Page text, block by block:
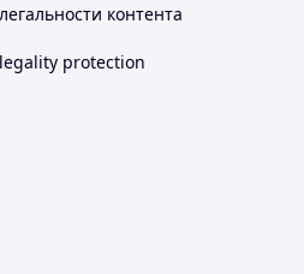
контента
protection